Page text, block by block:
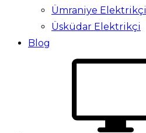
Ümraniye Elektrikçi
Üsküdar Elektrikçi
Blog